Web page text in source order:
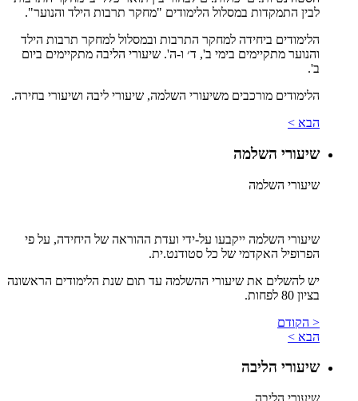
לבין התמקדות במסלול הלימודים "מחקר תרבות הילד והנוער".
הלימודים ביחידה למחקר התרבות ובמסלול למחקר תרבות הילד
והנוער מתקיימים בימי ב', ד׳ ו-ה'. שיעורי הליבה מתקיימים ביום
ב'.
הלימודים מורכבים משיעורי השלמה, שיעורי ליבה ושיעורי בחירה.
הבא >
שיעורי השלמה
שיעורי השלמה
שיעורי השלמה ייקבעו על-ידי ועדת ההוראה של היחידה, על פי
הפרופיל האקדמי של כל סטודנט.ית.
יש להשלים את שיעורי ההשלמה עד תום שנת הלימודים הראשונה
בציון 80 לפחות.
< הקודם
הבא >
שיעורי הליבה